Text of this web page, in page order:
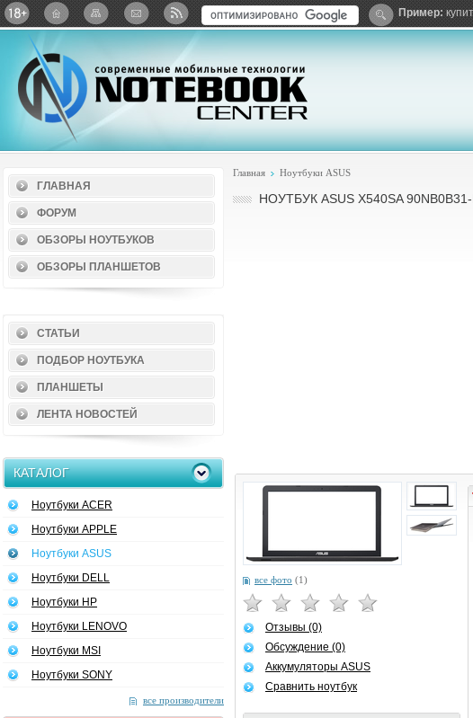
Twitter ВКонтактеGoogle+Яндекс: Каталог виджетовПример:
ГЛАВНАЯ
ФОРУМ
ОБЗОРЫ НОУТБУКОВ
ОБЗОРЫ ПЛАНШЕТОВ
СТАТЬИ
ПОДБОР НОУТБУКА
ПЛАНШЕТЫ
ЛЕНТА НОВОСТЕЙ
КАТАЛОГ
Ноутбуки ACER
Ноутбуки APPLE
Ноутбуки ASUS
Ноутбуки DELL
Ноутбуки HP
Ноутбуки LENOVO
Ноутбуки MSI
Ноутбуки SONY
все производители
Главная Ноутбуки ASUS
НОУТБУК ASUS X540SA
все фото (1)
Отзывы (0)
Обсуждение (0)
Аккумуляторы ASUS
Сравнить ноутбук